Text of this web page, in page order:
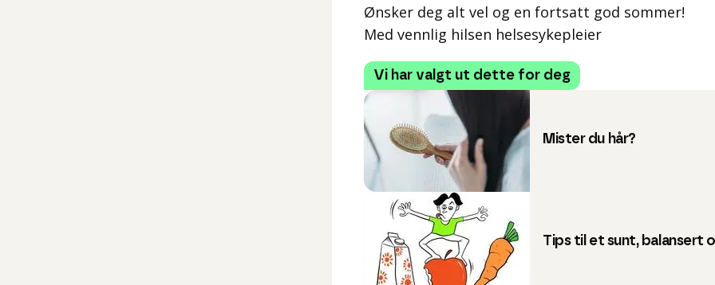
Ønsker deg alt vel og en fortsatt god sommer!
Med vennlig hilsen helsesykepleier
Vi har valgt ut dette for deg
Mister du hår?
Tips til et sunt, balansert